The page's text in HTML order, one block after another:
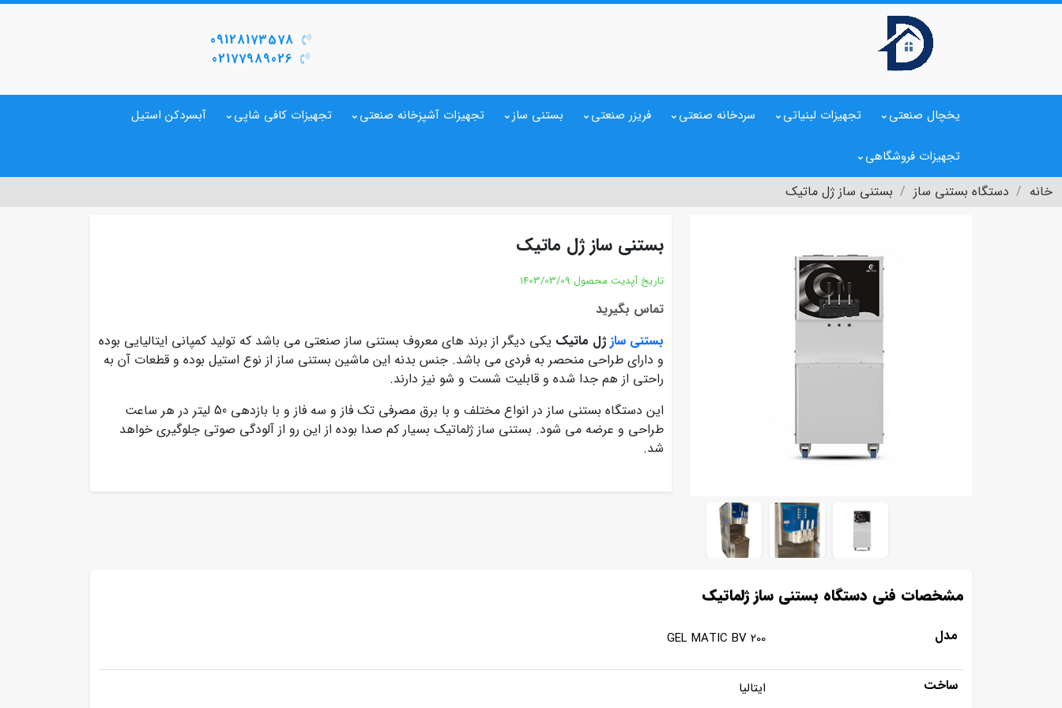
09128173578
02177989026
یخچال صنعتی تجهیزات لبنیاتی سردخانه صنعتی فریزر صنعتی بستنی ساز تجهیزات آشپزخانه صنعتی تجهیزات کافی شاپی آبسردکن استیل
تجهیزات فروشگاهی
خانه دستگاه بستنی ساز بستنی ساز ژل ماتیک
بستنی ساز ژل ماتیک
تاریخ آپدیت محصول 1403/03/09
تماس بگیرید
بستنی ساز ژل ماتیک یکی دیگر از برند های معروف بستنی ساز صنعتی می باشد که تولید کمپانی ایتالیایی بوده
و دارای طراحی منحصر به فردی می باشد. جنس بدنه این ماشین بستنی ساز از نوع استیل بوده و قطعات آن به
راحتی از هم جدا شده و قابلیت شست و شو نیز دارند.
این دستگاه بستنی ساز در انواع مختلف و با برق مصرفی تک فاز و سه فاز و با بازدهی 50 لیتر در هر ساعت
طراحی و عرضه می شود. بستنی ساز ژلماتیک بسیار کم صدا بوده از این رو از آلودگی صوتی جلوگیری خواهد
شد.
مشخصات فنی دستگاه بستنی ساز ژلماتیک
مدل GEL MATIC BV 200
ساخت ایتالیا